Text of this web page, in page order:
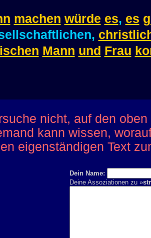
machen würde es, es
Mann und Frau
nicht, auf den
kann wissen,
eigenständigen Text
Dein Name:
Deine Assoziationen zu »